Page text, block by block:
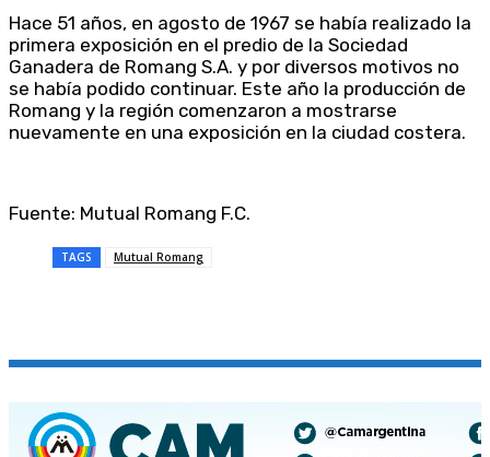
Hace 51 años, en agosto de 1967 se había realizado la
primera exposición en el predio de la Sociedad
Ganadera de Romang S.A. y por diversos motivos no
se había podido continuar. Este año la producción de
Romang y la región comenzaron a mostrarse
nuevamente en una exposición en la ciudad costera.
Fuente: Mutual Romang F.C.
TAGS Mutual Romang